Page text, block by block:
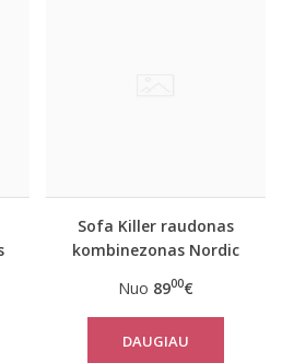
Sofa Killer raudonas
kombinezonas Nordic
Nuo 8900€
DAUGIAU